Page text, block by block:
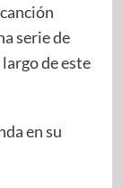
serie de
de este
en su